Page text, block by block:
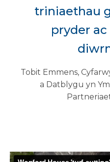
triniaethau
pryder
Tobit Emmens,
a Datblygu yn